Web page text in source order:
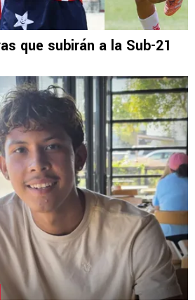
que subirán a la Sub-21